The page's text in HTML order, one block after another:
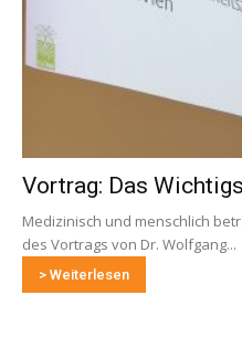
Vortrag: Das
Medizinisch und menschlich
des Vortrags von Dr. Wolfgang...
> Weiterlesen